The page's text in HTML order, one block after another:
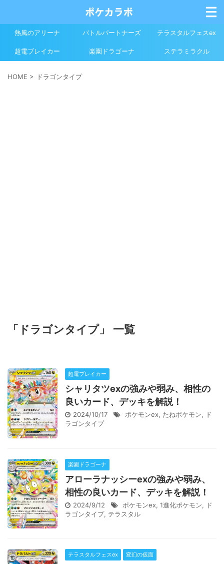
熱風のアリーナ バトルパートナーズ テラスタルフェスex
超電ブレイカー 楽園ドラゴーナ ステラミラクル
HOME > ドラゴンタイプ
「ドラゴンタイプ」 一覧
超電ブレイカー
シャリタツexの強みや弱み、相性の
良いカード、デッキを解説！
2024/10/17 ポケモンex, たねポケモン, ド
ラゴンタイプ
楽園ドラゴーナ
アローラナッシーexの強みや弱み、
相性の良いカード、デッキを解説！
2024/9/12 ポケモンex, 1進化ポケモン, ド
ラゴンタイプ, テラスタル
テラスタルフェスex 変幻の仮面